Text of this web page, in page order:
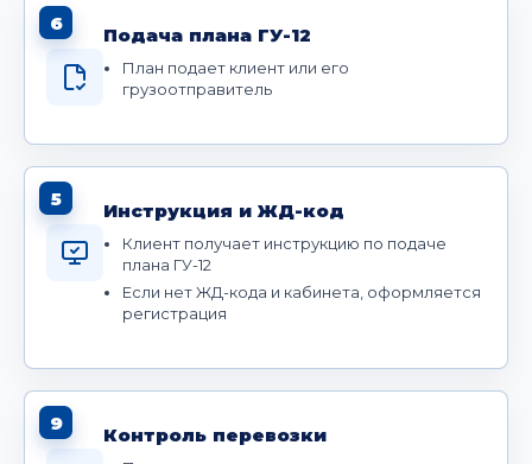
6
Подача плана ГУ-12
План подает клиент или его
грузоотправитель
5
Инструкция и ЖД-код
Клиент получает инструкцию по подаче
плана ГУ-12
Если нет ЖД-кода и кабинета, оформляется
регистрация
9
Контроль перевозки